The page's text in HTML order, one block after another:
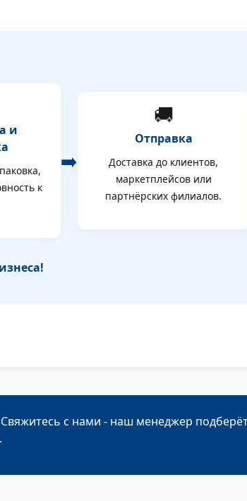
и
к
➡️
🚚
Отправка
Доставка до клиентов,
маркетплейсов или
партнёрских филиалов.
Свяжитесь с нами - наш менеджер